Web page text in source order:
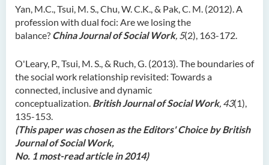
Yan, M.C., Tsui, M. S., Chu, W. C.K., & Pak, C. M. (2012). A
profession with dual foci: Are we losing the
balance? China Journal of Social Work, 5(2), 163-172.
O'Leary, P., Tsui, M. S., & Ruch, G. (2013). The boundaries of
the social work relationship revisited: Towards a
connected, inclusive and dynamic
conceptualization. British Journal of Social Work, 43(1),
135-153.
(This paper was chosen as the Editors' Choice by British
Journal of Social Work,
No. 1 most-read article in 2014)